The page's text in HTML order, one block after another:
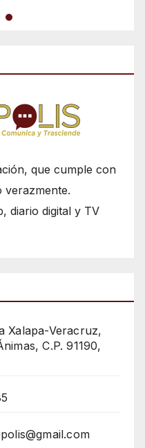
que cumple con
verazmente.
diario digital y TV
Xalapa-Veracruz,
C.P. 91190,